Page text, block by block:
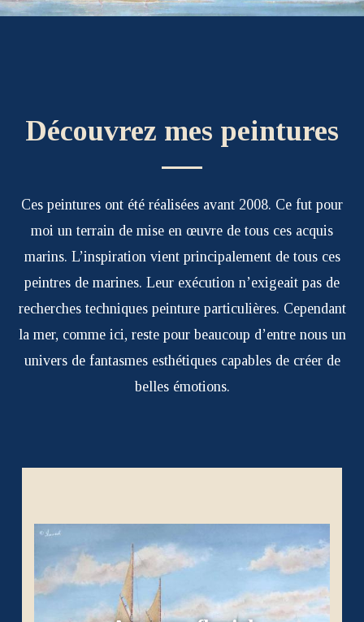
Découvrez mes peintures
Ces peintures ont été réalisées avant 2008. Ce fut pour
moi un terrain de mise en œuvre de tous ces acquis
marins. L’inspiration vient principalement de tous ces
peintres de marines. Leur exécution n’exigeait pas de
recherches techniques peinture particulières. Cependant
la mer, comme ici, reste pour beaucoup d’entre nous un
univers de fantasmes esthétiques capables de créer de
belles émotions.